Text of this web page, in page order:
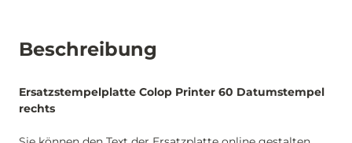
Beschreibung
Ersatzstempelplatte Colop Printer 60 Datumstempel
rechts